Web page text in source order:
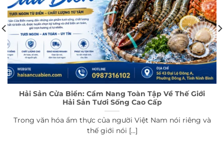
Hải Sản Cửa Biển: Cẩm Nang Toàn Tập Về Thế Giới
Hải Sản Tươi Sống Cao Cấp
Trong văn hóa ẩm thực của người Việt Nam nói riêng và
thế giới nói [...]